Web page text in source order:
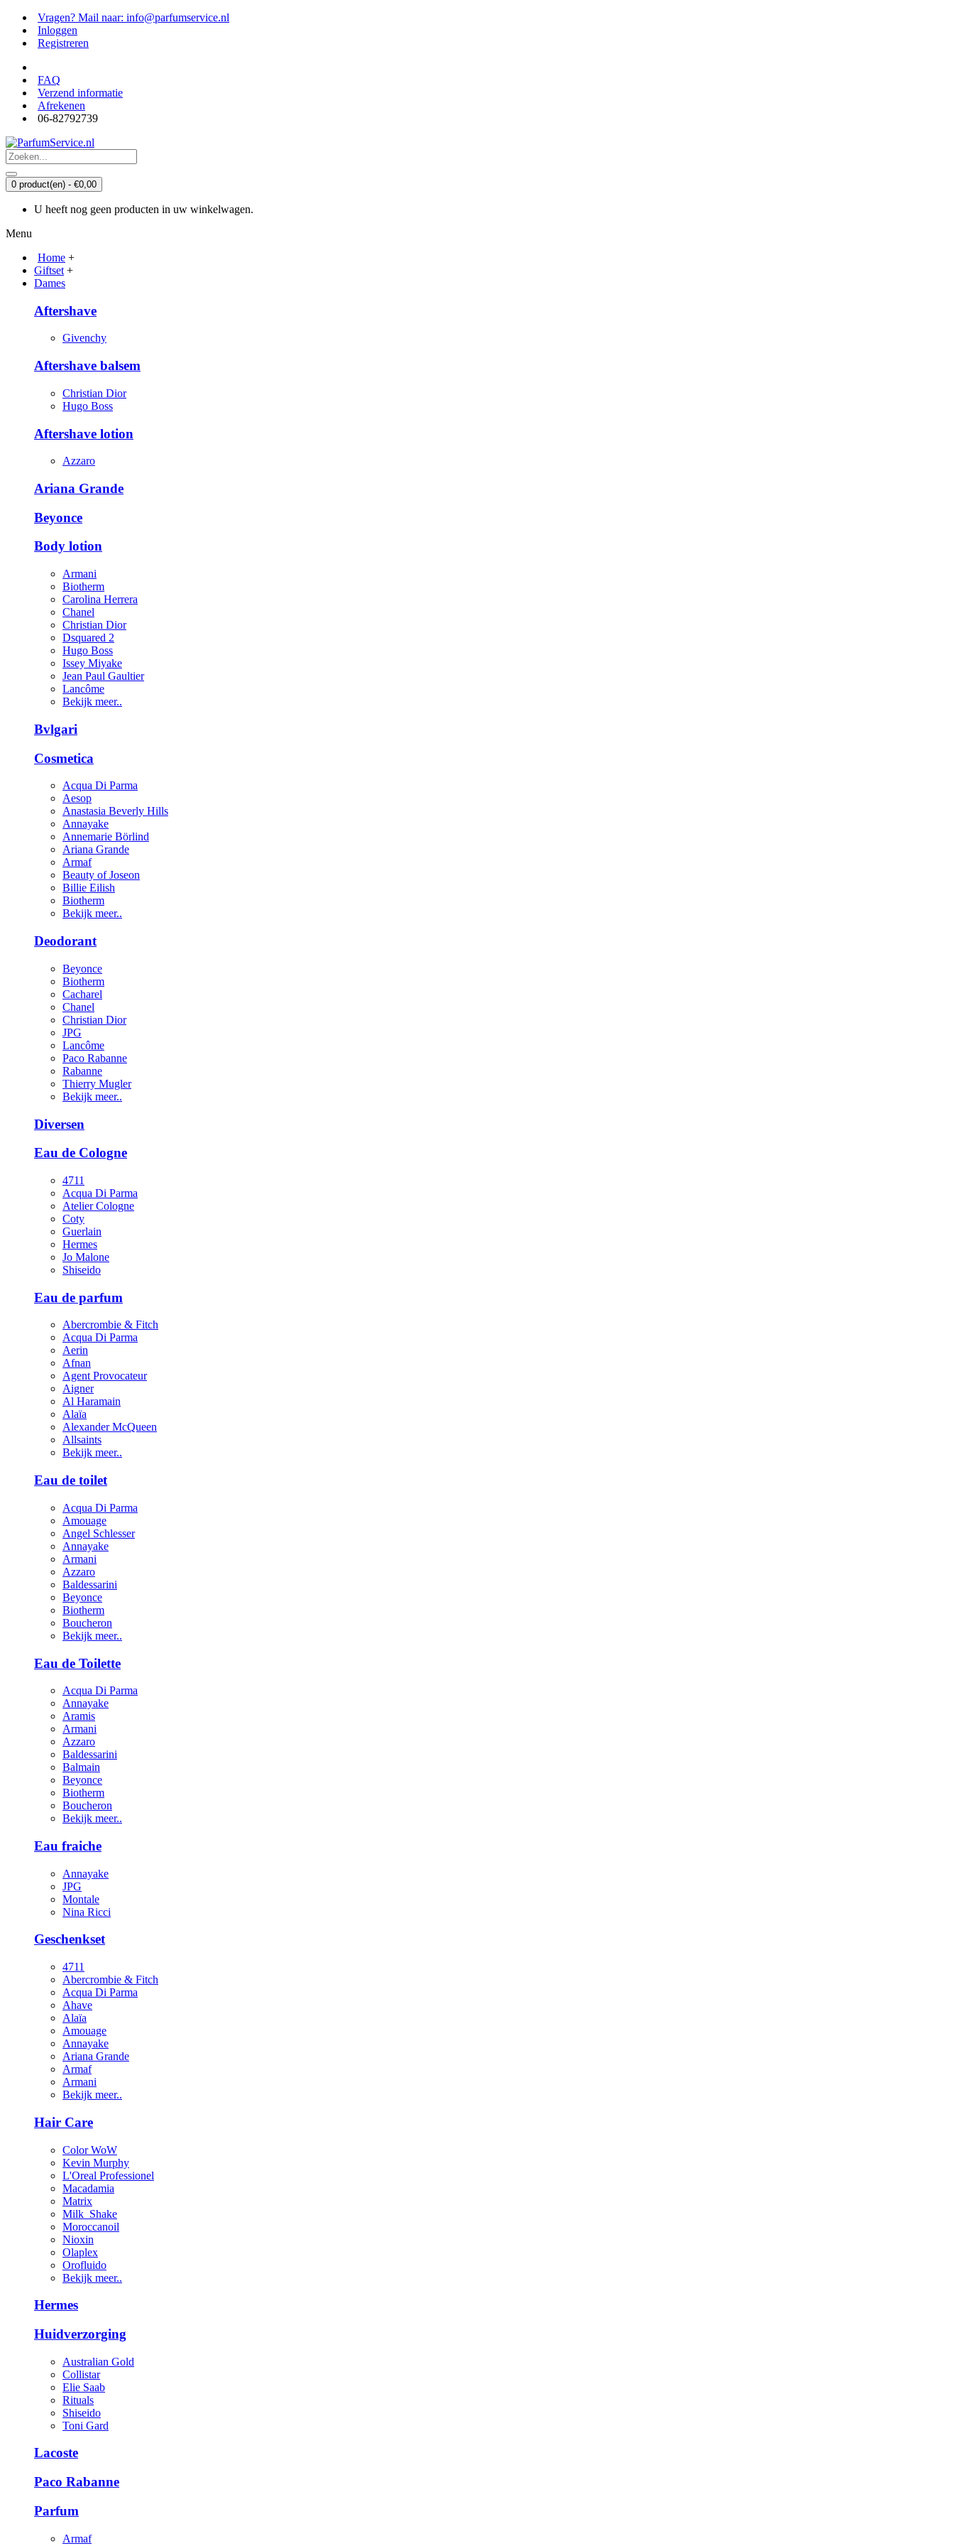
Vragen? Mail naar: info@parfumservice.nl
Inloggen
Registreren
FAQ
Verzend informatie
Afrekenen
06-82792739
0 product(en) - €0,00
U heeft nog geen producten in uw winkelwagen.
Menu
Home +
Giftset +
Dames
Aftershave
Givenchy
Aftershave balsem
Christian Dior
Hugo Boss
Aftershave lotion
Azzaro
Ariana Grande
Beyonce
Body lotion
Armani
Biotherm
Carolina Herrera
Chanel
Christian Dior
Dsquared 2
Hugo Boss
Issey Miyake
Jean Paul Gaultier
Lancôme
Bekijk meer..
Bvlgari
Cosmetica
Acqua Di Parma
Aesop
Anastasia Beverly Hills
Annayake
Annemarie Börlind
Ariana Grande
Armaf
Beauty of Joseon
Billie Eilish
Biotherm
Bekijk meer..
Deodorant
Beyonce
Biotherm
Cacharel
Chanel
Christian Dior
JPG
Lancôme
Paco Rabanne
Rabanne
Thierry Mugler
Bekijk meer..
Diversen
Eau de Cologne
4711
Acqua Di Parma
Atelier Cologne
Coty
Guerlain
Hermes
Jo Malone
Shiseido
Eau de parfum
Abercrombie & Fitch
Acqua Di Parma
Aerin
Afnan
Agent Provocateur
Aigner
Al Haramain
Alaïa
Alexander McQueen
Allsaints
Bekijk meer..
Eau de toilet
Acqua Di Parma
Amouage
Angel Schlesser
Annayake
Armani
Azzaro
Baldessarini
Beyonce
Biotherm
Boucheron
Bekijk meer..
Eau de Toilette
Acqua Di Parma
Annayake
Aramis
Armani
Azzaro
Baldessarini
Balmain
Beyonce
Biotherm
Boucheron
Bekijk meer..
Eau fraiche
Annayake
JPG
Montale
Nina Ricci
Geschenkset
4711
Abercrombie & Fitch
Acqua Di Parma
Ahave
Alaïa
Amouage
Annayake
Ariana Grande
Armaf
Armani
Bekijk meer..
Hair Care
Color WoW
Kevin Murphy
L'Oreal Professionel
Macadamia
Matrix
Milk_Shake
Moroccanoil
Nioxin
Olaplex
Orofluido
Bekijk meer..
Hermes
Huidverzorging
Australian Gold
Collistar
Elie Saab
Rituals
Shiseido
Toni Gard
Lacoste
Paco Rabanne
Parfum
Armaf